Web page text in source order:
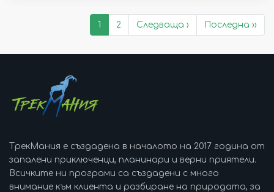
1 2 Следваща › Последна ››
ТрекМания е създадена в началото на 2017 година от
запалени приключенци, планинари и верни приятели.
Всичките ни програми са създадени с много
внимание към клиента и разбиране на природата, за